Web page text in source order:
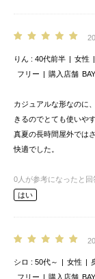
りん 40代前半 女性
フリー
購入店舗
カジュアルな形なのに
きるのでとても使いや
真夏の長時間屋外では
快適でした。
0 人が参考になったと回
はい
シロ 50代～ 女性
フリー
購入店舗